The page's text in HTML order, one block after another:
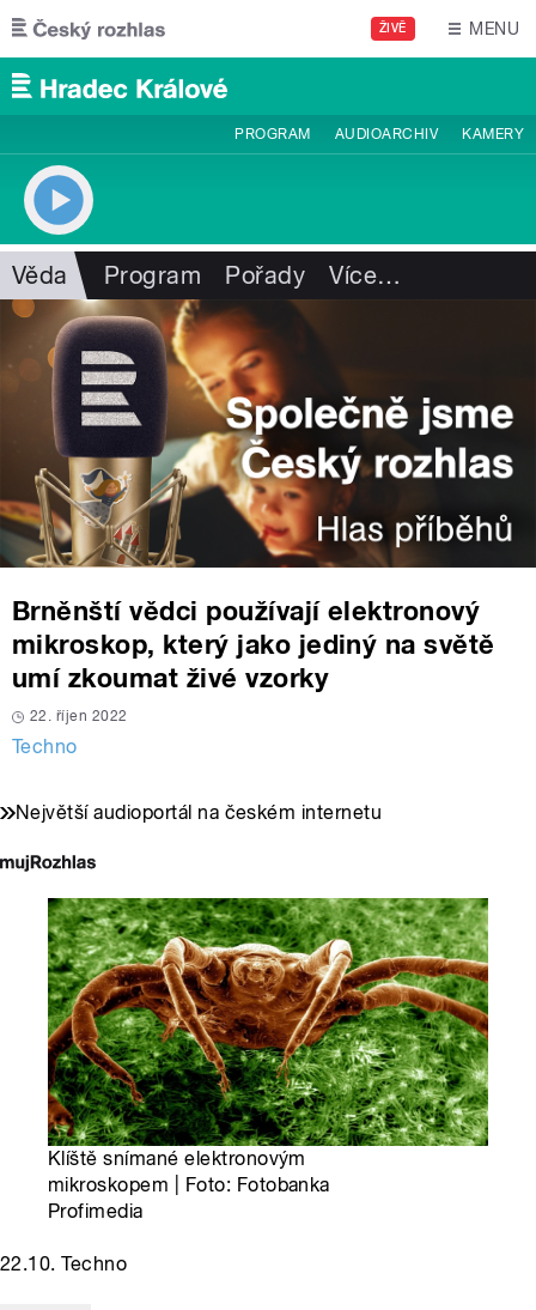
Přejít k hlavnímu obsahu
ŽIVĚ MENU
PROGRAM AUDIOARCHIV KAMERY
Věda Program Pořady Více…
Brněnští vědci používají elektronový
mikroskop, který jako jediný na světě
umí zkoumat živé vzorky
22. říjen 2022
Techno
Největší audioportál na českém internetu
Klíště snímané elektronovým
mikroskopem | Foto: Fotobanka
Profimedia
22.10. Techno